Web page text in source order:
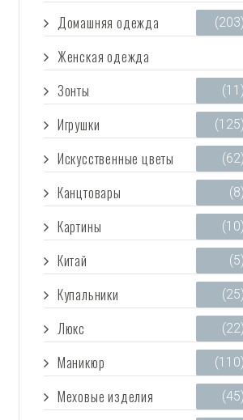
Домашняя одежда (203)
Женская одежда
Зонты (11)
Игрушки (125)
Искусственные цветы (62)
Канцтовары (8)
Картины (10)
Китай (5)
Купальники (25)
Люкс (22)
Маникюр (110)
Меховые изделия (45)